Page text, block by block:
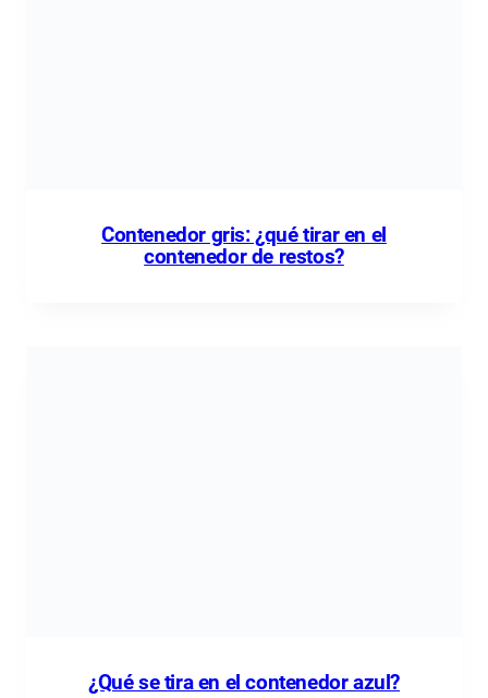
Contenedor gris: ¿qué tirar en el
contenedor de restos?
¿Qué se tira en el contenedor azul?